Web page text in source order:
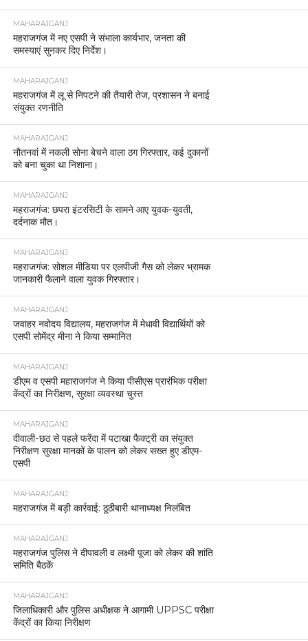
MAHARAJGANJ
महराजगंज में नए एसपी ने संभाला कार्यभार, जनता की
समस्याएं सुनकर दिए निर्देश।
MAHARAJGANJ
महराजगंज में लू से निपटने की तैयारी तेज, प्रशासन ने बनाई
संयुक्त रणनीति
MAHARAJGANJ
नौतनवां में नकली सोना बेचने वाला ठग गिरफ्तार, कई दुकानों
को बना चुका था निशाना।
MAHARAJGANJ
महराजगंज: छपरा इंटरसिटी के सामने आए युवक-युवती,
दर्दनाक मौत।
MAHARAJGANJ
महराजगंज: सोशल मीडिया पर एलपीजी गैस को लेकर भ्रामक
जानकारी फैलाने वाला युवक गिरफ्तार।
MAHARAJGANJ
जवाहर नवोदय विद्यालय, महराजगंज में मेधावी विद्यार्थियों को
एसपी सोमेंद्र मीना ने किया सम्मानित
MAHARAJGANJ
डीएम व एसपी महाराजगंज ने किया पीसीएस प्रारंभिक परीक्षा
केंद्रों का निरीक्षण, सुरक्षा व्यवस्था चुस्त
MAHARAJGANJ
दीवाली-छठ से पहले फरेंदा में पटाखा फैक्ट्री का संयुक्त
निरीक्षण सुरक्षा मानकों के पालन को लेकर सख्त हुए डीएम-
एसपी
MAHARAJGANJ
महराजगंज में बड़ी कार्रवाई: ठूठीबारी थानाध्यक्ष निलंबित
MAHARAJGANJ
महराजगंज पुलिस ने दीपावली व लक्ष्मी पूजा को लेकर की शांति
समिति बैठकें
MAHARAJGANJ
जिलाधिकारी और पुलिस अधीक्षक ने आगामी UPPSC परीक्षा
केंद्रों का किया निरीक्षण